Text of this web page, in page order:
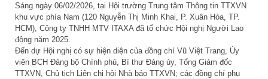
Sáng ngày 06/02/2026, tại Hội trường Trung tâm Thông tin TTXVN
khu vực phía Nam (120 Nguyễn Thị Minh Khai, P. Xuân Hòa, TP.
HCM), Công ty TNHH MTV ITAXA đã tổ chức Hội nghị Người Lao
động năm 2025.
Đến dự Hội nghị có sự hiện diện của đồng chí Vũ Việt Trang, Ủy
viên BCH Đảng bộ Chính phủ, Bí thư Đảng ủy, Tổng Giám đốc
TTXVN, Chủ tịch Liên chi hội Nhà báo TTXVN; các đồng chí phụ